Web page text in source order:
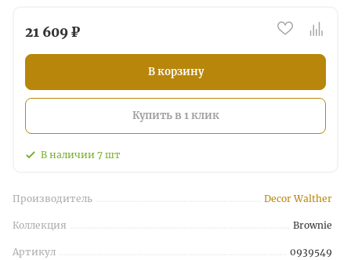
21 609 ₽
В корзину
Купить в 1 клик
В наличии 7 шт
Производитель Decor Walther
Коллекция Brownie
Артикул 0939549